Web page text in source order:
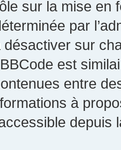
sur la mise en
par
désactiver sur
est
entre
à
depuis